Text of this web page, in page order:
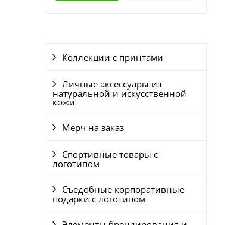
Коллекции с принтами
Личные аксессуары из
натуральной и искусственной
кожи
Мерч на заказ
Спортивные товары с
логотипом
Съедобные корпоративные
подарки с логотипом